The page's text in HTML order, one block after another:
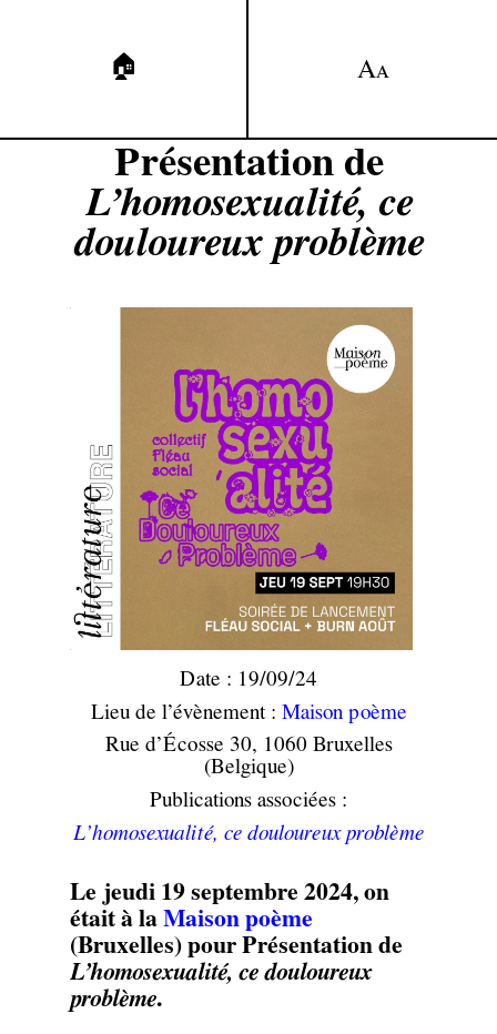
🏠 AA
Présentation de
L’homosexualité, ce
douloureux problème
Date : 19/09/24
Lieu de l’évènement : Maison poème
Rue d’Écosse 30, 1060 Bruxelles
(Belgique)
Publications associées :
L’homosexualité, ce douloureux problème
Le jeudi 19 septembre 2024, on
était à la Maison poème
(Bruxelles) pour Présentation de
L’homosexualité, ce douloureux
problème.